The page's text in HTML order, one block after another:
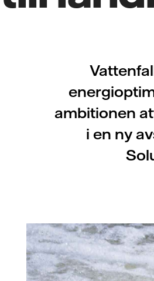
ambitionen
i en ny